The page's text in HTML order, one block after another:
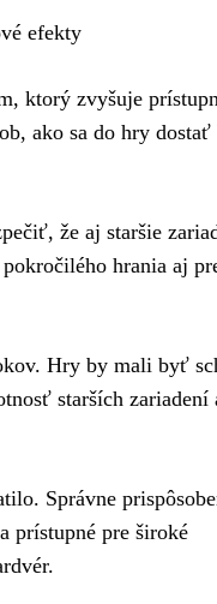
efekty
ktorý zvyšuje
ako sa do hry dostať
že aj staršie
hrania aj
Hry by mali byť
starších zariadení
Správne
prístupné pre široké